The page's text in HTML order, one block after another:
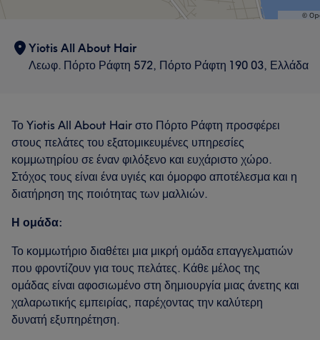
Yiotis All About Hair
Λεωφ. Πόρτο Ράφτη 572, Πόρτο Ράφτη 190 03, Ελλάδα
Το Yiotis All About Hair στο Πόρτο Ράφτη προσφέρει
στους πελάτες του εξατομικευμένες υπηρεσίες
κομμωτηρίου σε έναν φιλόξενο και ευχάριστο χώρο.
Στόχος τους είναι ένα υγιές και όμορφο αποτέλεσμα και η
διατήρηση της ποιότητας των μαλλιών.
Η ομάδα:
Το κομμωτήριο διαθέτει μια μικρή ομάδα επαγγελματιών
που φροντίζουν για τους πελάτες. Κάθε μέλος της
ομάδας είναι αφοσιωμένο στη δημιουργία μιας άνετης και
χαλαρωτικής εμπειρίας, παρέχοντας την καλύτερη
δυνατή εξυπηρέτηση.